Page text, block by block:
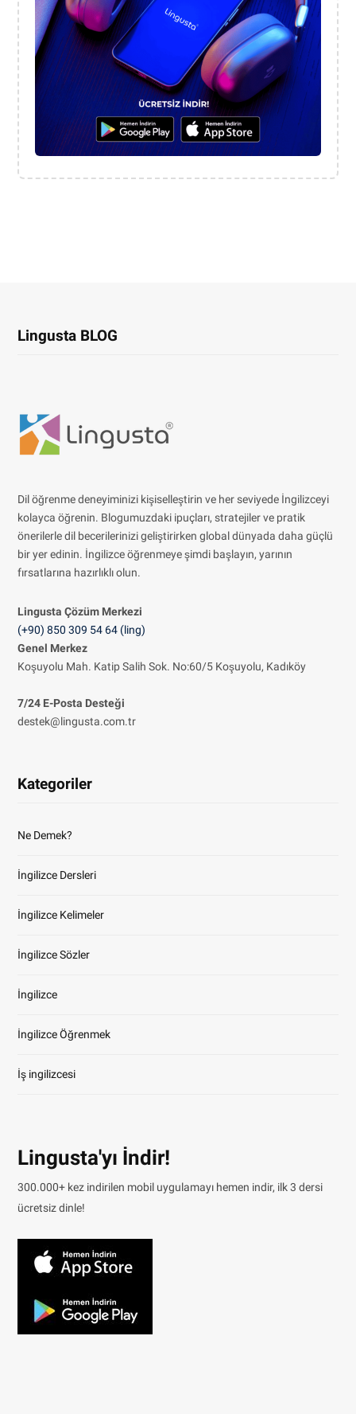
Lingusta BLOG
Dil öğrenme deneyiminizi kişiselleştirin ve her seviyede İngilizceyi
kolayca öğrenin. Blogumuzdaki ipuçları, stratejiler ve pratik
önerilerle dil becerilerinizi geliştirirken global dünyada daha güçlü
bir yer edinin. İngilizce öğrenmeye şimdi başlayın, yarının
fırsatlarına hazırlıklı olun.
Lingusta Çözüm Merkezi
(+90) 850 309 54 64 (ling)
Genel Merkez
Koşuyolu Mah. Katip Salih Sok. No:60/5 Koşuyolu, Kadıköy
7/24 E-Posta Desteği
destek@lingusta.com.tr
Kategoriler
Ne Demek?
İngilizce Dersleri
İngilizce Kelimeler
İngilizce Sözler
İngilizce
İngilizce Öğrenmek
İş ingilizcesi
Lingusta'yı İndir!
300.000+ kez indirilen mobil uygulamayı hemen indir, ilk 3 dersi
ücretsiz dinle!